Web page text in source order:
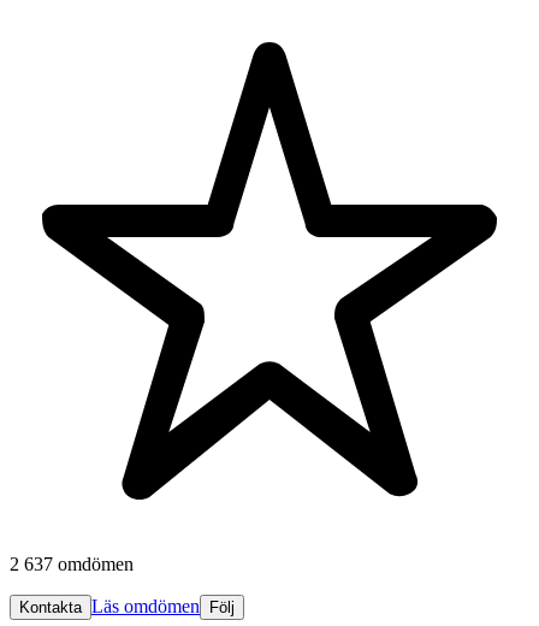
2 637 omdömen
Kontakta Läs omdömen Följ